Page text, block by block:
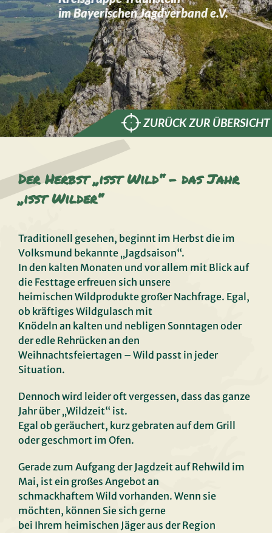
im Bayerischen Jagdverband e.V.
ZURÜCK ZUR ÜBERSICHT
Der Herbst „isst Wild“ – das Jahr
„isst Wilder“
Traditionell gesehen, beginnt im Herbst die im
Volksmund bekannte „Jagdsaison“.
In den kalten Monaten und vor allem mit Blick auf
die Festtage erfreuen sich unsere
heimischen Wildprodukte großer Nachfrage. Egal,
ob kräftiges Wildgulasch mit
Knödeln an kalten und nebligen Sonntagen oder
der edle Rehrücken an den
Weihnachtsfeiertagen – Wild passt in jeder
Situation.
Dennoch wird leider oft vergessen, dass das ganze
Jahr über „Wildzeit“ ist.
Egal ob geräuchert, kurz gebraten auf dem Grill
oder geschmort im Ofen.
Gerade zum Aufgang der Jagdzeit auf Rehwild im
Mai, ist ein großes Angebot an
schmackhaftem Wild vorhanden. Wenn sie
möchten, können Sie sich gerne
bei Ihrem heimischen Jäger aus der Region